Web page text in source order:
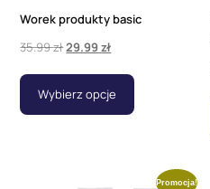
Worek produkty basic
35.99zł29.99zł
Wybierz opcje
Promocja!